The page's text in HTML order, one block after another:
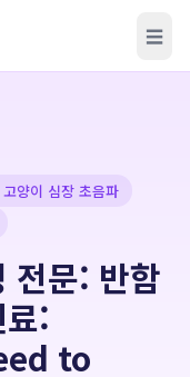
☰
고양이 심장 초음파
전문: 반함
:
to